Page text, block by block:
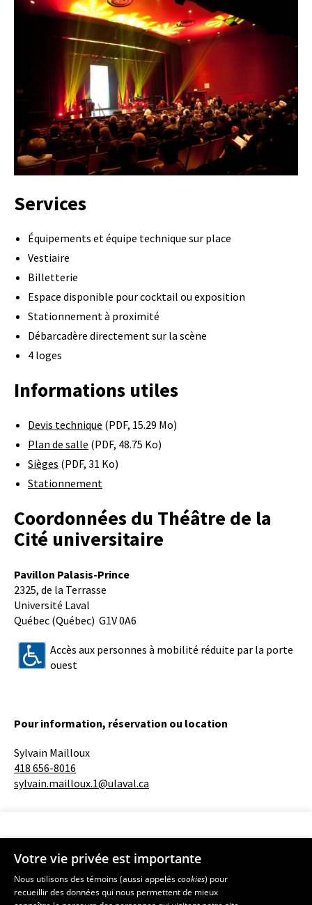
Services
Équipements et équipe technique sur place
Vestiaire
Billetterie
Espace disponible pour cocktail ou exposition
Stationnement à proximité
Débarcadère directement sur la scène
4 loges
Informations utiles
Devis technique (PDF, 15.29 Mo)
Plan de salle (PDF, 48.75 Ko)
Sièges (PDF, 31 Ko)
Stationnement
Coordonnées du Théâtre de la
Cité universitaire
Pavillon Palasis-Prince
2325, de la Terrasse
Université Laval
Québec (Québec) G1V 0A6
Accès aux personnes à mobilité réduite par la porte
ouest
Pour information, réservation ou location
Sylvain Mailloux
418 656-8016
sylvain.mailloux.1@ulaval.ca
Faculté de musique
Pavillon Louis-Jacques-Casault
Votre vie privée est importante
Nous utilisons des témoins (aussi appeléscookies) pour
recueillir des données qui nous permettent de mieux